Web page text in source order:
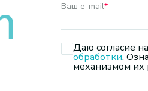
Ваш e-mail*
Даю согласие
обработки.
механизмом их